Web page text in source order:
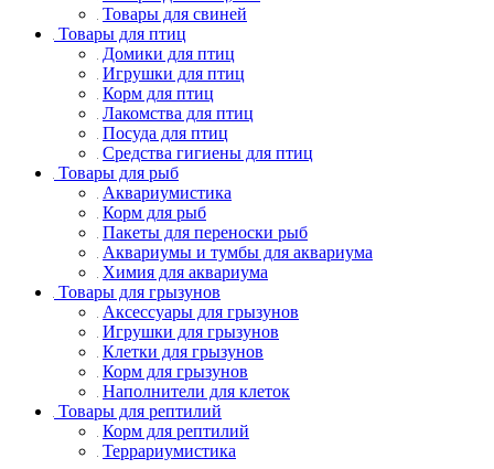
Товары для свиней
Товары для птиц
Домики для птиц
Игрушки для птиц
Корм для птиц
Лакомства для птиц
Посуда для птиц
Средства гигиены для птиц
Товары для рыб
Аквариумистика
Корм для рыб
Пакеты для переноски рыб
Аквариумы и тумбы для аквариума
Химия для аквариума
Товары для грызунов
Аксессуары для грызунов
Игрушки для грызунов
Клетки для грызунов
Корм для грызунов
Наполнители для клеток
Товары для рептилий
Корм для рептилий
Террариумистика